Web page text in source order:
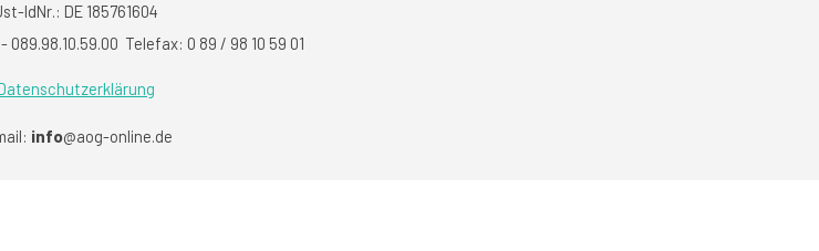
IdNr.: DE 185761604
089.98.10.59.00 Telefax: 0 89 / 98 10 59 01
info@aog-online.de